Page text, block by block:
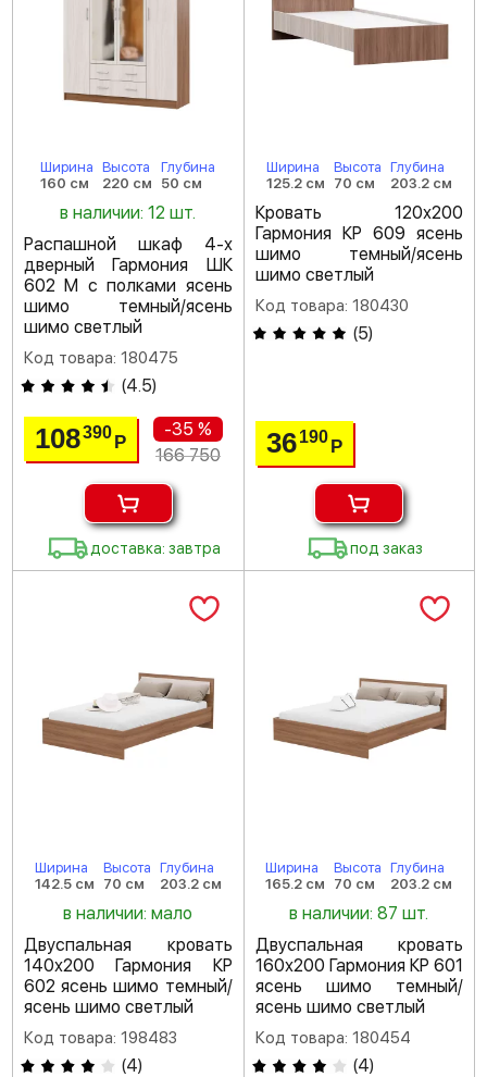
Ширина
160 см
Высота
220 см
Глубина
50 см
в наличии: 12 шт.
Распашной шкаф 4-х
дверный Гармония ШК
602 М с полками ясень
шимо темный/ясень
шимо светлый
Код товара: 180475
(4.5)
108390Р
-35 %
166 750
доставка: завтра
Ширина
125.2 см
Высота
70 см
Глубина
203.2 см
Кровать 120х200
Гармония КР 609 ясень
шимо темный/ясень
шимо светлый
Код товара: 180430
(5)
36 190 Р
под заказ
Ширина
142.5 см
Высота
70 см
Глубина
203.2 см
в наличии: мало
Двуспальная кровать
140х200 Гармония КР
602 ясень шимо темный/
ясень шимо светлый
Код товара: 198483
(4)
Ширина
165.2 см
Высота
70 см
Глубина
203.2 см
в наличии: 87 шт.
Двуспальная кровать
160х200 Гармония КР 601
ясень шимо темный/
ясень шимо светлый
Код товара: 180454
(4)